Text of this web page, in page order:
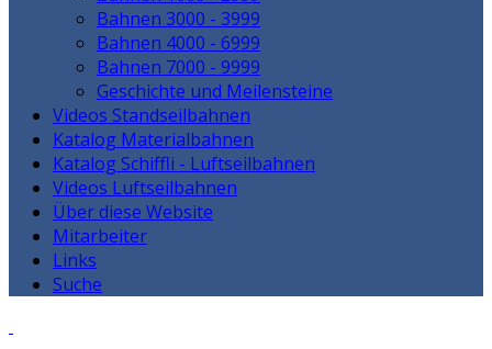
Bahnen 3000 - 3999
Bahnen 4000 - 6999
Bahnen 7000 - 9999
Geschichte und Meilensteine
Videos Standseilbahnen
Katalog Materialbahnen
Katalog Schiffli - Luftseilbahnen
Videos Luftseilbahnen
Über diese Website
Mitarbeiter
Links
Suche